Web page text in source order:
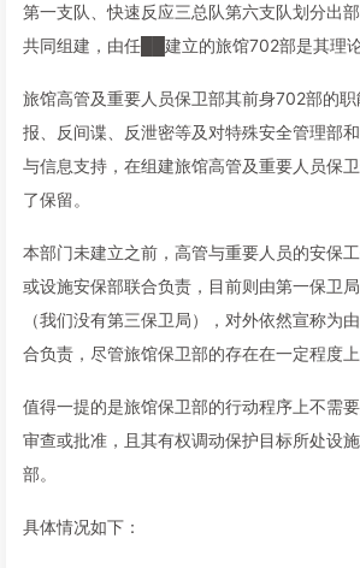
第一支队、快速反应三总队第六支队划分出部
共同组建，由任██建立的旅馆702部是其理论
旅馆高管及重要人员保卫部其前身702部的
报、反间谍、反泄密等及对特殊安全管理部
与信息支持，在组建旅馆高管及重要人员保
了保留。
本部门未建立之前，高管与重要人员的安保
或设施安保部联合负责，目前则由第一保卫
（我们没有第三保卫局），对外依然宣称为
合负责，尽管旅馆保卫部的存在在一定程度上
值得一提的是旅馆保卫部的行动程序上不需
审查或批准，且其有权调动保护目标所处设
部。
具体情况如下：